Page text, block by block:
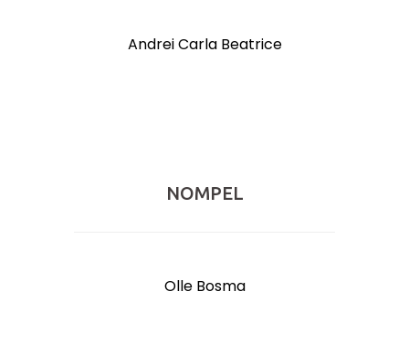
Andrei Carla Beatrice
NOMPEL
Olle Bosma